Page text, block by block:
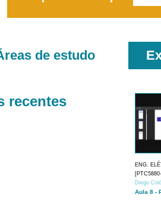
de estudo
recentes
ENG.
Diego
Aula 8 -